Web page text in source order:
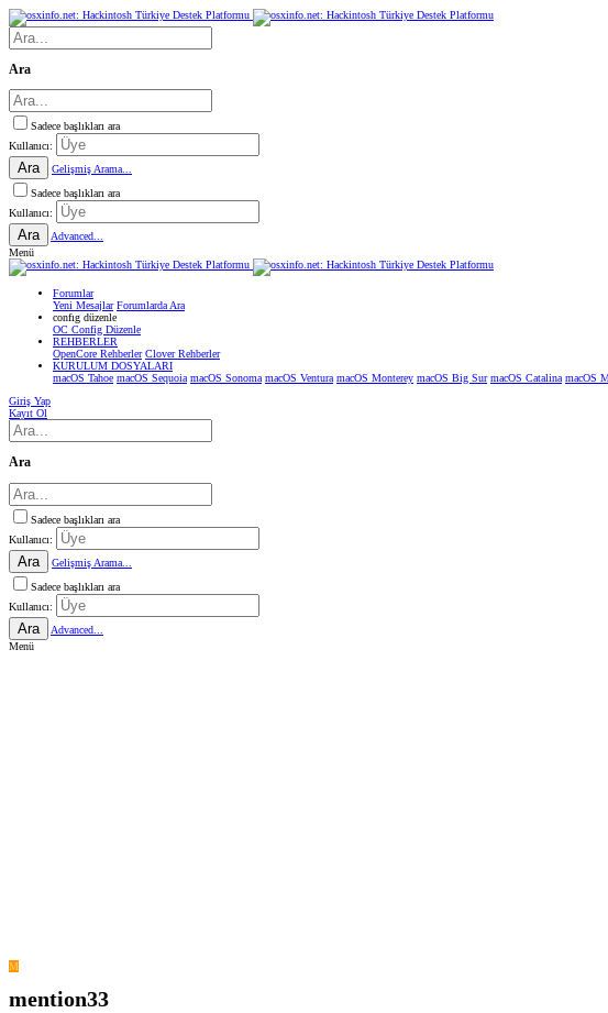
Ara
Sadece başlıkları ara
Kullanıcı:
Ara
Gelişmiş Arama...
Sadece başlıkları ara
Kullanıcı:
Ara
Advanced...
Menü
Forumlar
Yeni Mesajlar Forumlarda Ara
confıg düzenle
OC Config Düzenle
REHBERLER
OpenCore Rehberler Clover Rehberler
KURULUM DOSYALARI
macOS Tahoe macOS Sequoia macOS Sonoma macOS Ventura macOS Monterey macOS Big Sur macOS Catalina macOS
Giriş Yap
Kayıt Ol
Ara
Sadece başlıkları ara
Kullanıcı:
Ara
Gelişmiş Arama...
Sadece başlıkları ara
Kullanıcı:
Ara
Advanced...
Menü
M
mention33